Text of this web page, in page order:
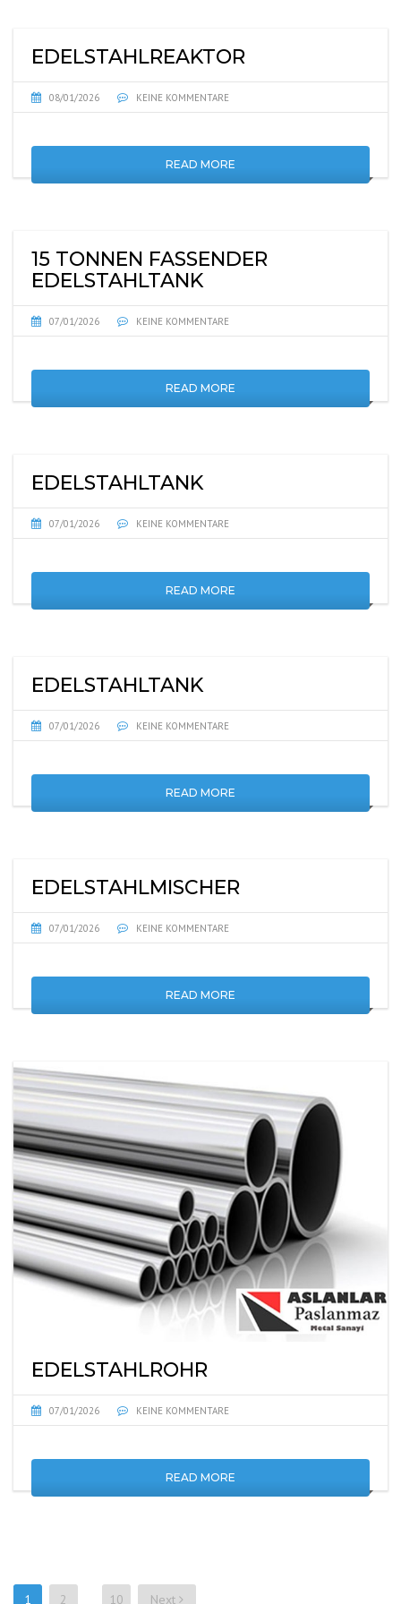
EDELSTAHLREAKTOR
08/01/2026 KEINE KOMMENTARE
READ MORE
15 TONNEN FASSENDER
EDELSTAHLTANK
07/01/2026 KEINE KOMMENTARE
READ MORE
EDELSTAHLTANK
07/01/2026 KEINE KOMMENTARE
READ MORE
EDELSTAHLTANK
07/01/2026 KEINE KOMMENTARE
READ MORE
EDELSTAHLMISCHER
07/01/2026 KEINE KOMMENTARE
READ MORE
EDELSTAHLROHR
07/01/2026 KEINE KOMMENTARE
READ MORE
1 2 10 Next